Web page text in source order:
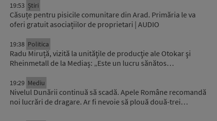
19:53 Știri
Căsuțe pentru pisicile comunitare din Arad. Primăria le va
oferi gratuit asociațiilor de proprietari | AUDIO
19:38 Politica
Radu Miruță, vizită la unităţile de producţie ale Otokar şi
Rheinmetall de la Mediaș: „Este un lucru sănătos…
19:29 Mediu
Nivelul Dunării continuă să scadă. Apele Române recomandă
noi lucrări de dragare. Ar fi nevoie să plouă două-trei…